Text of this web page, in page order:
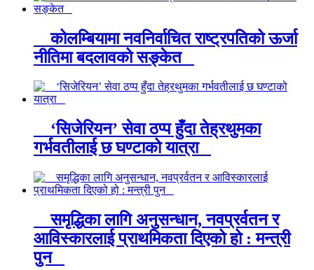
कोलम्बियामा नवनिर्वाचित राष्ट्रपतिको ऊर्जा
नीतिमा बदलावको सङ्केत
‘सिजेरियन’ सेवा ठप्प हुँदा तेह्रथुमका
गर्भवतीलाई छ घण्टाको यात्रा
समृद्धिका लागि अनुसन्धान, नवप्रर्वतन र
आविस्कारलाई प्राथमिकता दिएको हो : मन्त्री
पुन